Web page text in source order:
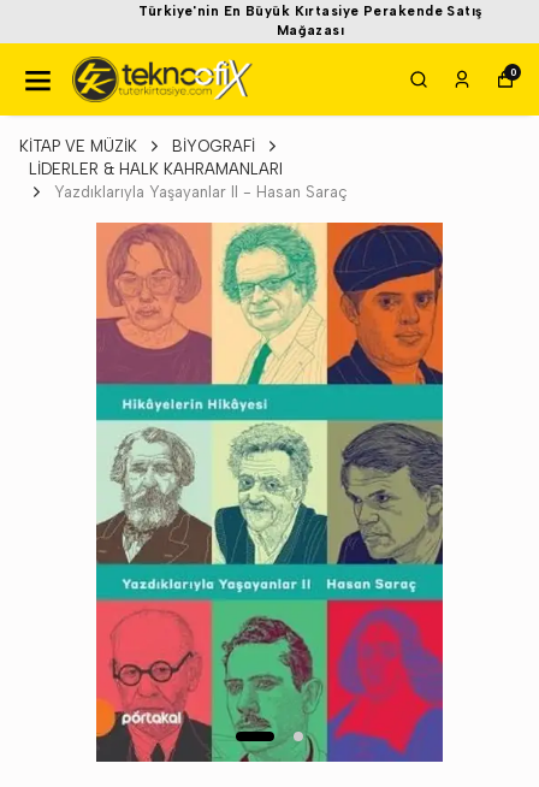
Türkiye'nin En Büyük Kırtasiye Perakende Satış
Mağazası
0
KİTAP VE MÜZİK
BİYOGRAFİ
LİDERLER & HALK KAHRAMANLARI
Yazdıklarıyla Yaşayanlar II - Hasan Saraç